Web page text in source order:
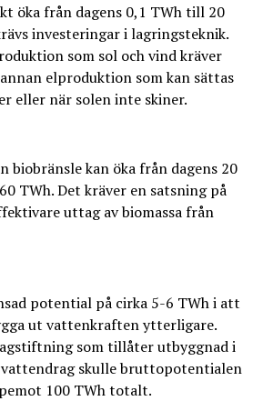
öka från dagens 0,1 TWh till 20
investeringar i lagringsteknik.
som sol och vind kräver
elproduktion som kan sättas
eller när solen inte skiner.
biobränsle kan öka från dagens 20
TWh. Det kräver en satsning på
uttag av biomassa från
potential på cirka 5-6 TWh i att
ut vattenkraften ytterligare.
som tillåter utbyggnad i
vattendrag skulle bruttopotentialen
100 TWh totalt.